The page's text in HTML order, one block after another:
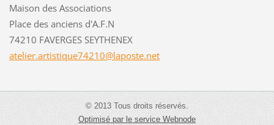
Maison des Associations
Place des anciens d'A.F.N
74210 FAVERGES SEYTHENEX
atelier.artistique74210@laposte.net
© 2013 Tous droits réservés.
Optimisé par le service Webnode